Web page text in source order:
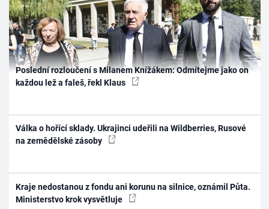
Poslední rozloučení s Milanem Knížákem: Odmítejme jako on
každou lež a faleš, řekl Klaus
Válka o hořící sklady. Ukrajinci udeřili na Wildberries, Rusové
na zemědělské zásoby
Kraje nedostanou z fondu ani korunu na silnice, oznámil Půta.
Ministerstvo krok vysvětluje